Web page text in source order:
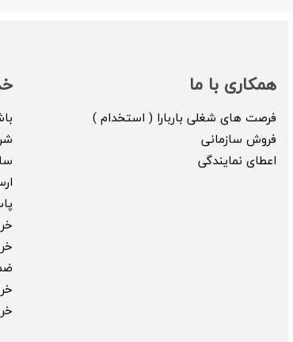
همکاری با ما
فرصت های شغلی باربارا ( استخدام )
فروش سازمانی
اعطای نمایندگی